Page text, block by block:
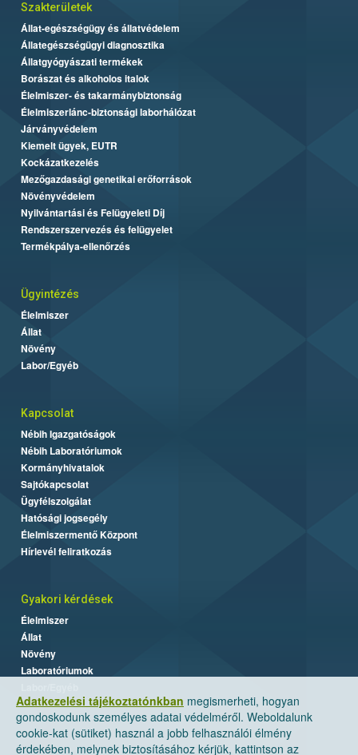
Adatkezelési tájékoztatónkban megismerheti, hogyan
gondoskodunk személyes adatai védelméről. Weboldalunk
cookie-kat (sütiket) használ a jobb felhasználói élmény
érdekében, melynek biztosításához kérjük, kattintson az
Szakterületek
Állat-egészségügy és állatvédelem
Állategészségügyi diagnosztika
Állatgyógyászati termékek
Borászat és alkoholos italok
Élelmiszer- és takarmánybiztonság
Élelmiszerlánc-biztonsági laborhálózat
Járványvédelem
Kiemelt ügyek, EUTR
Kockázatkezelés
Mezőgazdasági genetikai erőforrások
Növényvédelem
Nyilvántartási és Felügyeleti Díj
Rendszerszervezés és felügyelet
Termékpálya-ellenőrzés
Ügyintézés
Élelmiszer
Állat
Növény
Labor/Egyéb
Kapcsolat
Nébih Igazgatóságok
Nébih Laboratóriumok
Kormányhivatalok
Sajtókapcsolat
Ügyfélszolgálat
Hatósági jogsegély
Élelmiszermentő Központ
Hírlevél feliratkozás
Gyakori kérdések
Élelmiszer
Állat
Növény
Laboratóriumok